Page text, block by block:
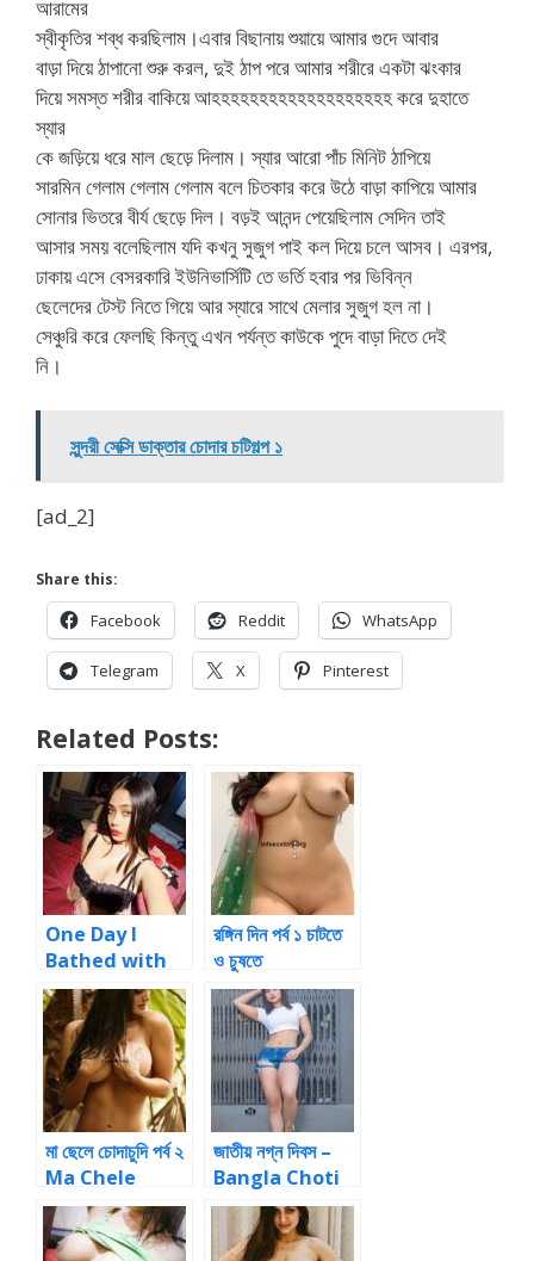
আরামের
স্বীকৃতির শব্ধ করছিলাম।এবার বিছানায় শুয়ায়ে আমার গুদে আবার
বাড়া দিয়ে ঠাপানো শুরু করল, দুই ঠাপ পরে আমার শরীরে একটা ঝংকার
দিয়ে সমস্ত শরীর বাকিয়ে আহহহহহহহহহহহহহহহহহহহ করে দুহাতে
স্যার
কে জড়িয়ে ধরে মাল ছেড়ে দিলাম। স্যার আরো পাঁচ মিনিট ঠাপিয়ে
সারমিন গেলাম গেলাম গেলাম বলে চিতকার করে উঠে বাড়া কাপিয়ে আমার
সোনার ভিতরে বীর্য ছেড়ে দিল। বড়ই আনন্দ পেয়েছিলাম সেদিন তাই
আসার সময় বলেছিলাম যদি কখনু সুজুগ পাই কল দিয়ে চলে আসব। এরপর,
ঢাকায় এসে বেসরকারি ইউনিভার্সিটি তে ভর্তি হবার পর ভিবিন্ন
ছেলেদের টেস্ট নিতে গিয়ে আর স্যারে সাথে মেলার সুজুগ হল না।
সেঞ্চুরি করে ফেলছি কিন্তু এখন পর্যন্ত কাউকে পুদে বাড়া দিতে দেই
নি।
সুন্দরী সেক্সি ডাক্তার চোদার চটিগল্প ১
[ad_2]
Share this:
Facebook Reddit WhatsApp
Telegram X Pinterest
Related Posts:
One Day I
Bathed with
My Cousin Bro
Story
রঙ্গিন দিন পর্ব ১ চাটতে
ও চুষতে
মা ছেলে চোদাচুদি পর্ব ২
Ma Chele
Bangla Choti
Story
জাতীয় নগ্ন দিবস –
Bangla Choti
Story